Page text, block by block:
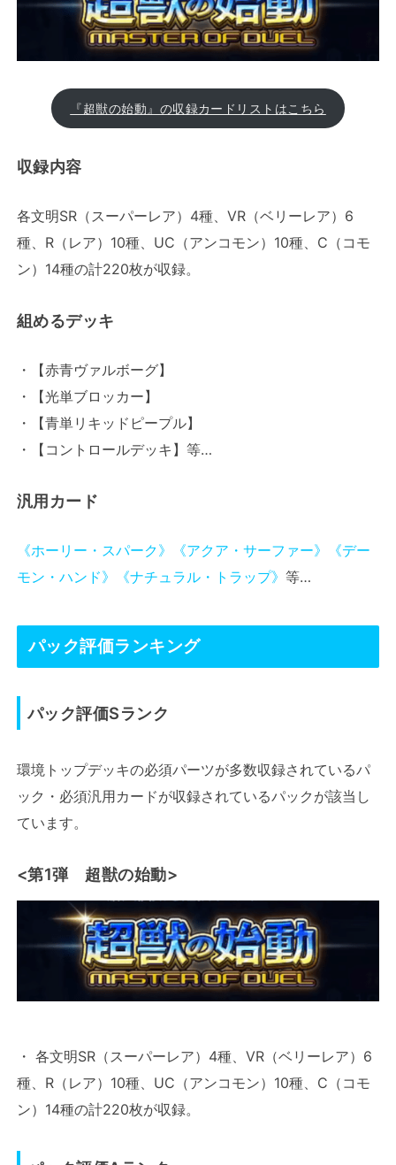
『超獣の始動』の収録カードリストはこちら
収録内容
各文明SR（スーパーレア）4種、VR（ベリーレア）6
種、R（レア）10種、UC（アンコモン）10種、C（コモ
ン）14種の計220枚が収録。
組めるデッキ
・【赤青ヴァルボーグ】
・【光単ブロッカー】
・【青単リキッドピープル】
・【コントロールデッキ】等…
汎用カード
《ホーリー・スパーク》 《アクア・サーファー》
《デー
モン・ハンド》
《ナチュラル・トラップ》 等…
パック評価ランキング
パック評価Sランク
環境トップデッキの必須パーツが多数収録されているパ
ック・必須汎用カードが収録されているパックが該当し
ています。
<第1弾 超獣の始動>
・ 各文明SR（スーパーレア）4種、VR（ベリーレア）6
種、R（レア）10種、UC（アンコモン）10種、C（コモ
ン）14種の計220枚が収録。